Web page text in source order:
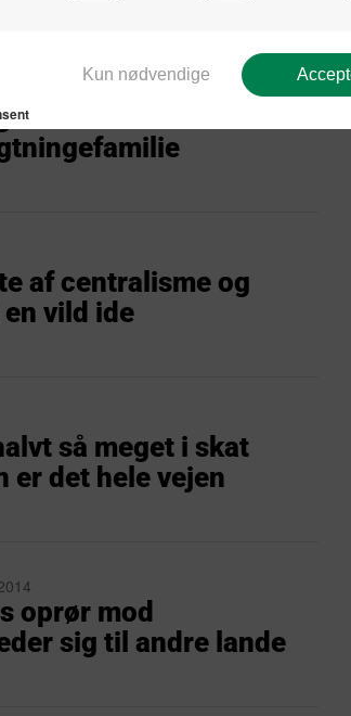
2014
er vokset med 30
af centralisme og
vild ide
så meget i skat
er det hele vejen
oprør mod
sig til andre lande